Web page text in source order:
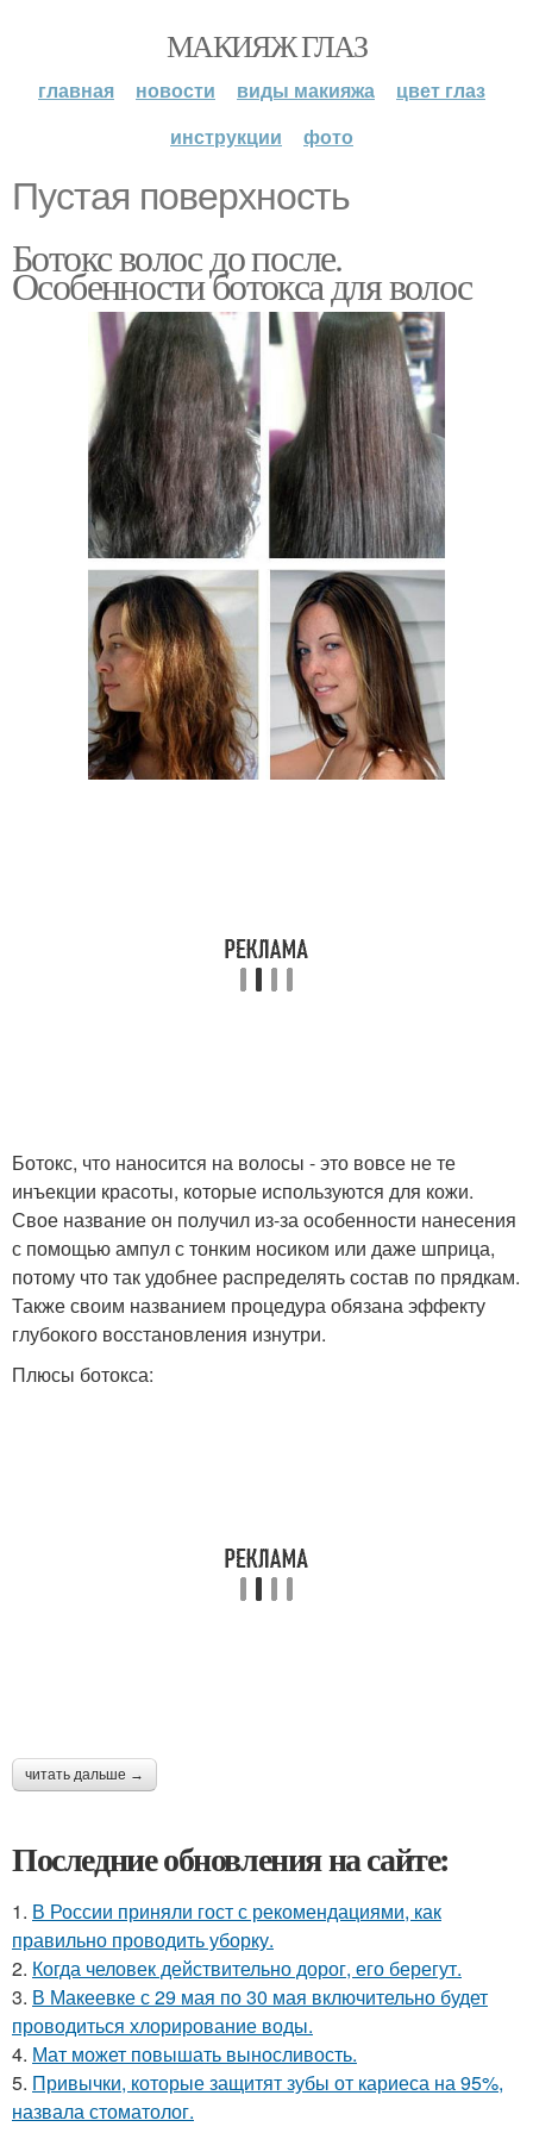
МАКИЯЖ ГЛАЗ
главная новости виды макияжа
цвет глаз
инструкции
фото
Пустая поверхность
Ботокс волос до после.
Особенности ботокса для волос
Ботокс, что наносится на волосы - это вовсе не те
инъекции красоты, которые используются для кожи.
Свое название он получил из-за особенности нанесения
с помощью ампул с тонким носиком или даже шприца,
потому что так удобнее распределять состав по прядкам.
Также своим названием процедура обязана эффекту
глубокого восстановления изнутри.
Плюсы ботокса:
читать дальше →
Последние обновления на сайте:
1. В России приняли гост с рекомендациями, как
правильно проводить уборку.
2. Когда человек действительно дорог, его берегут.
3. В Макеевке с 29 мая по 30 мая включительно будет
проводиться хлорирование воды.
4. Мат может повышать выносливость.
5. Привычки, которые защитят зубы от кариеса на 95%,
назвала стоматолог.